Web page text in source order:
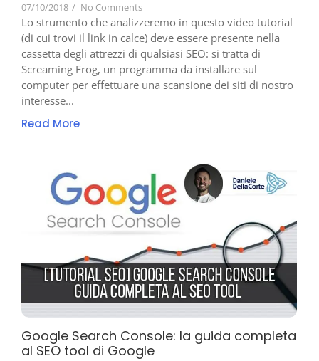
07/10/2018 / No Comments
Lo strumento che analizzeremo in questo video tutorial
(di cui trovi il link in calce) deve essere presente nella
cassetta degli attrezzi di qualsiasi SEO: si tratta di
Screaming Frog, un programma da installare sul
computer per effettuare una scansione dei siti di nostro
interesse...
Read More
Google Search Console: la guida completa
al SEO tool di Google